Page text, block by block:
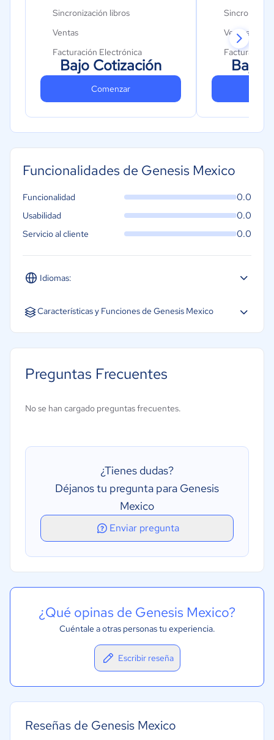
Sincronización libros
Ventas
Facturación Electrónica
Cotizaciones
Tesorería
Contabilidad
Declaraciones Juradas
Hosting y actualizaciones
Bajo Cotización
Comenzar
Ventas
Facturación
Cotizaciones
Contabilidad
Boleta
Hosting y
Bajo
Funcionalidades de Genesis Mexico
Idiomas:
Español
Funcionalidad 0.0
Usabilidad 0.0
Servicio al cliente 0.0
Características y Funciones de Genesis Mexico
Gestión financiera
Gestión de órdenes de trabajo
Preguntas Frecuentes
No se han cargado preguntas frecuentes.
¿Tienes dudas?
Déjanos tu pregunta para Genesis
Mexico
Enviar pregunta
¿Qué opinas de Genesis Mexico?
Cuéntale a otras personas tu experiencia.
Escribir reseña
Reseñas de Genesis Mexico